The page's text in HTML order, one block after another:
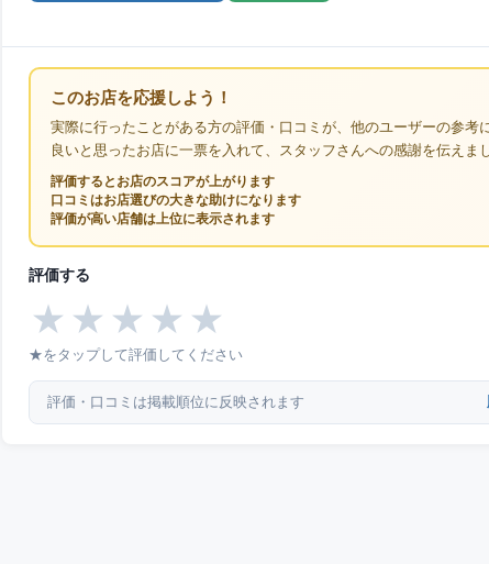
このお店を応援しよう！
実際に行ったことがある方の評価・口コミが、他のユーザーの参考
良いと思ったお店に一票を入れて、スタッフさんへの感謝を伝えまし
評価するとお店のスコアが上がります
口コミはお店選びの大きな助けになります
評価が高い店舗は上位に表示されます
評価する
★ ★ ★ ★ ★
★をタップして評価してください
評価・口コミは掲載順位に反映されます